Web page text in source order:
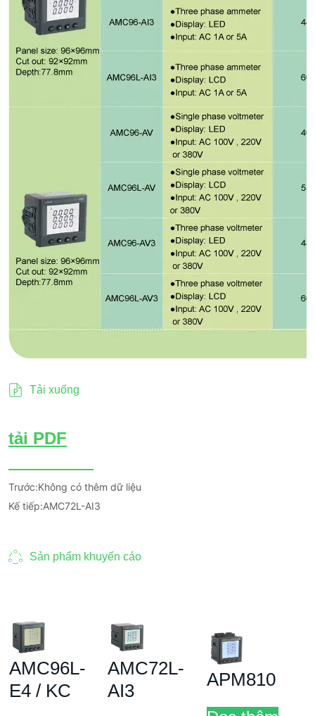
Tải xuống
Trước:Không có thêm dữ liệu
Kế tiếp:AMC72L-AI3
Sản phẩm khuyến cáo